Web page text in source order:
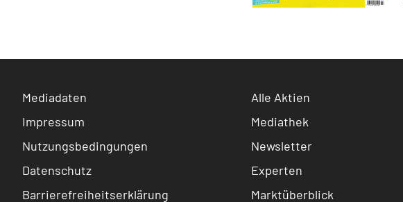
Mediadaten
Impressum
Nutzungsbedingungen
Datenschutz
Barrierefreiheitserklärung
Alle Aktien
Mediathek
Newsletter
Experten
Marktüberblick